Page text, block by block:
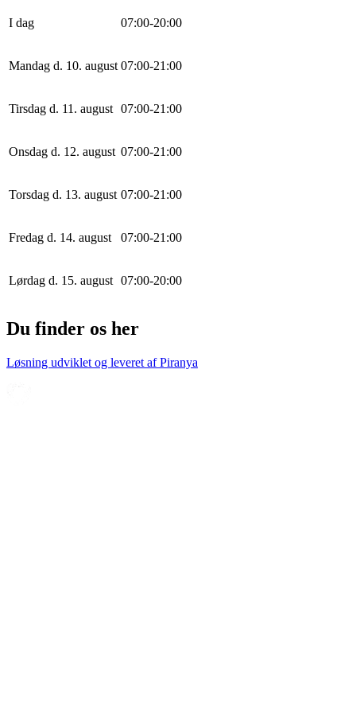
I dag 07:00-20:00
Mandag d. 10. august 07:00-21 :00
Tirsdag d. 11. august 07:00-21 :00
Onsdag d. 12. august 07:00-21 :00
Torsdag d. 13. august 07:00-21 :00
Fredag d. 14. august 07:00-21 :00
Lørdag d. 15. august 07:00-20:00
Du finder os her
Løsning udviklet og leveret afPiranya